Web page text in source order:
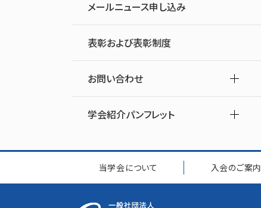
メールニュース申し込み
表彰および表彰制度
お問い合わせ
学会紹介パンフレット
当学会について 入会のご案内